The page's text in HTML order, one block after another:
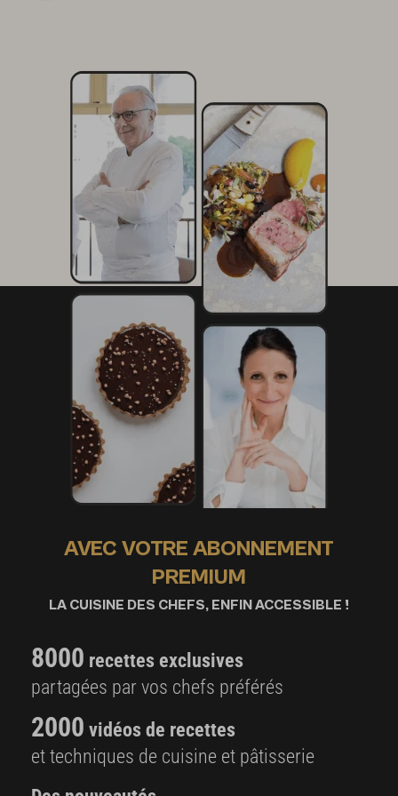
AVEC VOTRE ABONNEMENT
PREMIUM
LA CUISINE DES CHEFS, ENFIN ACCESSIBLE !
8000 recettes exclusives
partagées par vos chefs préférés
2000 vidéos de recettes
et techniques de cuisine et pâtisserie